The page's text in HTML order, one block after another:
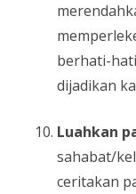
berhati-
dijadikan
Luahkan
sahabat/
ceritakan